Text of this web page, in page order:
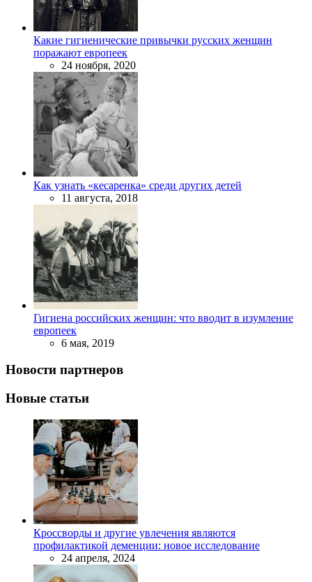
Какие гигиенические привычки русских женщин
поражают европеек
24 ноября, 2020
Как узнать «кесаренка» среди других детей
11 августа, 2018
Гигиена российских женщин: что вводит в изумление
европеек
6 мая, 2019
Новости партнеров
Новые статьи
Кроссворды и другие увлечения являются
профилактикой деменции: новое исследование
24 апреля, 2024